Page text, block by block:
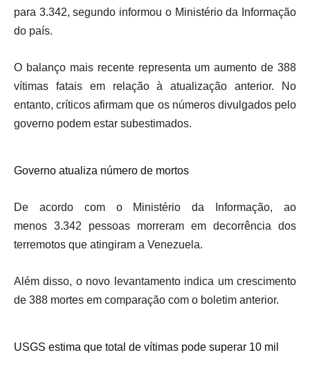
para 3.342, segundo informou o Ministério da Informação
do país.
O balanço mais recente representa um aumento de 388
vítimas fatais em relação à atualização anterior. No
entanto, críticos afirmam que os números divulgados pelo
governo podem estar subestimados.
Governo atualiza número de mortos
De acordo com o Ministério da Informação, ao
menos 3.342 pessoas morreram em decorrência dos
terremotos que atingiram a Venezuela.
Além disso, o novo levantamento indica um crescimento
de 388 mortes em comparação com o boletim anterior.
USGS estima que total de vítimas pode superar 10 mil